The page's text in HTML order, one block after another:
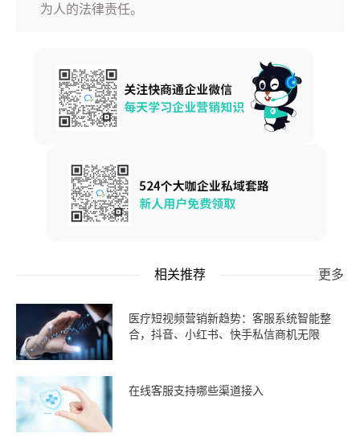
为人的法律责任。
相关推荐 更多
医疗短视频营销新趋势：客服系统智能整
合，抖音、小红书、快手私信商机无限
在线客服支持哪些渠道接入